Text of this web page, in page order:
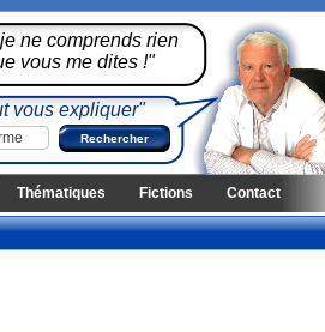
ne comprends rien
vous me dites !"
vous expliquer"
Thématiques Fictions Contact